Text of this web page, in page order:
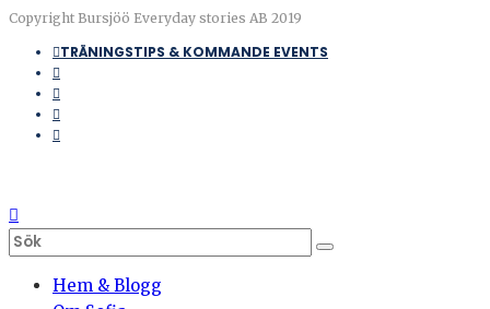
Copyright Bursjöö Everyday stories AB 2019
TRÄNINGSTIPS & KOMMANDE EVENTS
Hem & Blogg